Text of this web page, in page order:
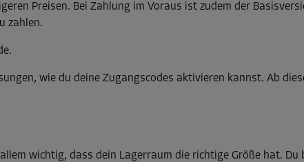
Preisen. Bei Zahlung im Voraus ist zudem der
zahlen.
wie du deine Zugangscodes aktivieren kannst. Ab
wichtig, dass dein Lagerraum die richtige Größe hat. Du